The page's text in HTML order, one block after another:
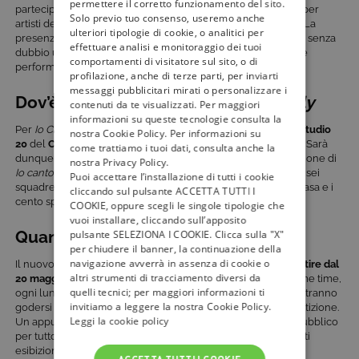
partecipazione aSanremo 2024come direttore d’orchestra per
artisti del calibro di Alfa, The Kolors, Clara e Fred De Palma. La
presenza di un ensemble musicale così qualificato garantirà senza
dubbio un accompagnamento di altissimo livello per tutte le
performance.
Dov’è stato realizzatoIo Canto Family
Per Io Canto Family , la produzione ha scelto di girare nello
studio
20 del Centro di produzione Mediaset di Cologno Monzese
. Sarà
dunque su questo prestigioso palco, calcato anche in occasione di
Io canto Generation
e Michelle Impossible & Friends , che le sei
squadre in gara si esibiranno per emozionare il pubblico a casa e i
cento spettatori presenti in platea.
Quando va in ondaIo Canto Family
Il nuovo talent musicaleIo Canto Familyandrà in onda
a partire dal
20 maggio 2024, in prima serata su Canale 5 HD. Cinque prime time,
ogni lunedì dalle ore 21.20, durante i quali i telespettatori potranno
godersi l’avvincente gara canora tra le sei squadre in competizione.
Un appuntamento settimanale fisso che accompagnerà il pubblico
per tutto il mese di maggio e parte di giugno, tra emozionanti
esibizioni, sfide all’ultima nota ed eliminazioni, in vista della
permettere il corretto funzionamento del sito.
Solo previo tuo consenso, useremo anche
ulteriori tipologie di cookie, o analitici per
effettuare analisi e monitoraggio dei tuoi
comportamenti di visitatore sul sito, o di
profilazione, anche di terze parti, per inviarti
messaggi pubblicitari mirati o personalizzare i
contenuti da te visualizzati. Per maggiori
informazioni su queste tecnologie consulta la
nostra Cookie Policy. Per informazioni su
come trattiamo i tuoi dati, consulta anche la
nostra Privacy Policy.
Puoi accettare l’installazione di tutti i cookie
cliccando sul pulsante ACCETTA TUTTI I
COOKIE, oppure scegli le singole tipologie che
vuoi installare, cliccando sull’apposito
pulsante SELEZIONA I COOKIE. Clicca sulla "X"
per chiudere il banner, la continuazione della
navigazione avverrà in assenza di cookie o
altri strumenti di tracciamento diversi da
quelli tecnici; per maggiori informazioni ti
invitiamo a leggere la nostra Cookie Policy.
Leggi la cookie policy